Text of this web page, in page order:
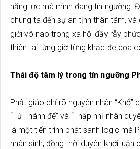
năng lực mà mình đang tín ngưỡng.
chúng ta đến sự an tịnh thân tâm,
giới vô não trong xã hội đầy rẫy
thiên tai từng giờ từng khắc đe dọa
Thái độ tâm lý trong tín ngưỡng
Phật giáo chỉ rõ nguyên nhân “Khổ”
“Tứ Thánh đế” và “Thập nhị nhân
là một tiến trình phát sanh logic mà
nhân sinh, đồng thời duyên khởi luận